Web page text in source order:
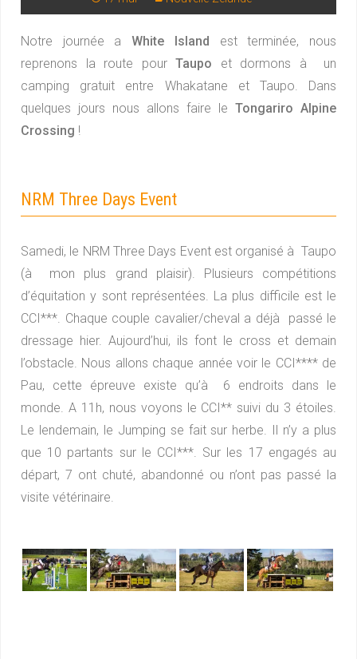
Notre journée aWhite Island est terminée, nous
reprenons la route pourTaupo et dormons à un
camping gratuit entre Whakatane et Taupo. Dans
quelques jours nous allons faire le Tongariro Alpine
Crossing !
NRM Three Days Event
Samedi, le NRM Three Days Event est organisé à Taupo
(à mon plus grand plaisir). Plusieurs compétitions
d’équitation y sont représentées. La plus difficile est le
CCI***. Chaque couple cavalier/cheval a déjà passé le
dressage hier. Aujourd’hui, ils font le cross et demain
l’obstacle. Nous allons chaque année voir le CCI**** de
Pau, cette épreuve existe qu’à 6 endroits dans le
monde. A 11h, nous voyons le CCI** suivi du 3 étoiles.
Le lendemain, le Jumping se fait sur herbe. Il n’y a plus
que 10 partants sur le CCI***. Sur les 17 engagés au
départ, 7 ont chuté, abandonné ou n’ont pas passé la
visite vétérinaire.